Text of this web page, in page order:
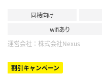
同棲向け
wifiあり
運営会社： 株式会社Nexus
割引キャンペーン